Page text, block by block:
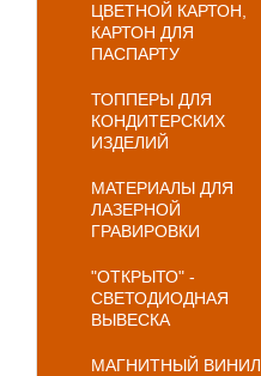
ЦВЕТНОЙ КАРТОН,
КАРТОН ДЛЯ
ПАСПАРТУ
ТОППЕРЫ ДЛЯ
КОНДИТЕРСКИХ
ИЗДЕЛИЙ
МАТЕРИАЛЫ ДЛЯ
ЛАЗЕРНОЙ
ГРАВИРОВКИ
"ОТКРЫТО" -
СВЕТОДИОДНАЯ
ВЫВЕСКА
МАГНИТНЫЙ ВИНИЛ,